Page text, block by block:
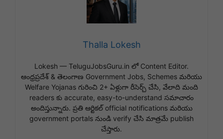
Thalla Lokesh
Lokesh — TeluguJobsGuru.in లో Content Editor.
ఆంధ్రప్రదేశ్ & తెలంగాణ Government Jobs, Schemes మరియు
Welfare Yojanas గురించి 2+ ఏళ్లుగా రీసెర్చ్ చేసి, వేలాది మంది
readers కు accurate, easy-to-understand సమాచారం
అందిస్తున్నారు. ప్రతి ఆర్టికల్ official notifications మరియు
government portals నుండి verify చేసి మాత్రమే publish
చేస్తారు.